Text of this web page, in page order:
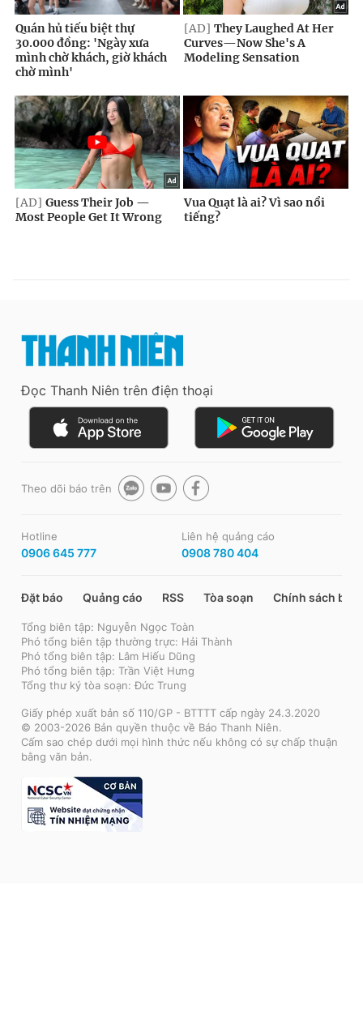
Đọc Thanh Niên trên điện thoại
Theo dõi báo trên
Hotline
0906 645 777
Liên hệ quảng cáo
0908 780 404
Đặt báo Quảng cáo RSS Tòa soạn Chính sách bảo
Tổng biên tập: Nguyễn Ngọc Toàn
Phó tổng biên tập thường trực: Hải Thành
Phó tổng biên tập: Lâm Hiếu Dũng
Phó tổng biên tập: Trần Việt Hưng
Tổng thư ký tòa soạn: Đức Trung
Giấy phép xuất bản số 110/GP - BTTTT cấp ngày 24.3.2020
© 2003-2026 Bản quyền thuộc về Báo Thanh Niên.
Cấm sao chép dưới mọi hình thức nếu không có sự chấp thuận
bằng văn bản.